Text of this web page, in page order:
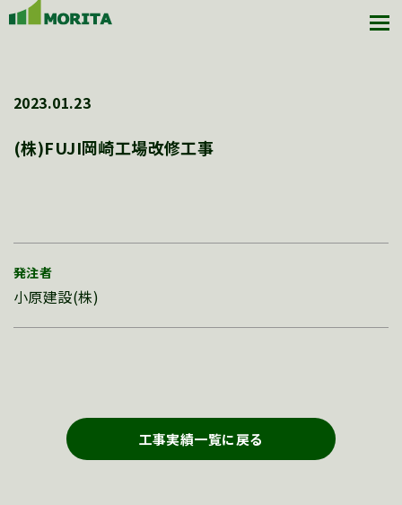
2023.01.23
(株)FUJI岡崎工場改修工事
発注者
小原建設(株)
工事実績一覧に戻る